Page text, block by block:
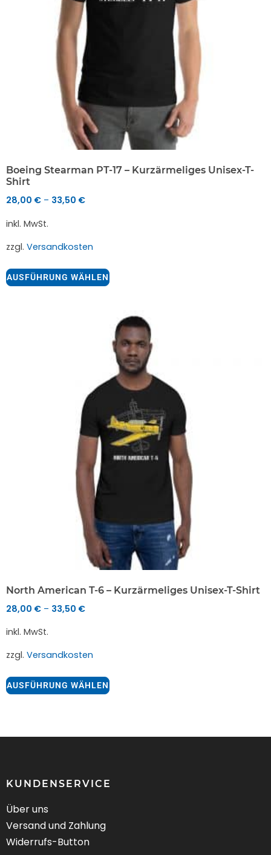
Boeing Stearman PT-17 – Kurzärmeliges Unisex-T-
Shirt
28,00 € – 33,50 €
inkl. MwSt.
zzgl. Versandkosten
AUSFÜHRUNG WÄHLEN
North American T-6 – Kurzärmeliges Unisex-T-Shirt
28,00 € – 33,50 €
inkl. MwSt.
zzgl. Versandkosten
AUSFÜHRUNG WÄHLEN
KUNDENSERVICE
Über uns
Versand und Zahlung
Widerrufs-Button